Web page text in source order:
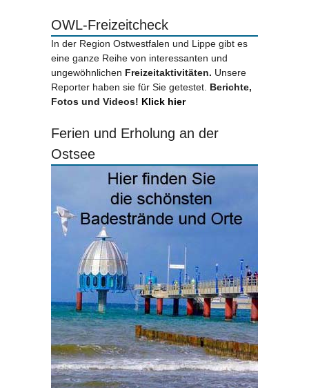
OWL-Freizeitcheck
In der Region Ostwestfalen und Lippe gibt es
eine ganze Reihe von interessanten und
ungewöhnlichen Freizeitaktivitäten. Unsere
Reporter haben sie für Sie getestet. Berichte,
Fotos und Videos! Klick hier
Ferien und Erholung an der
Ostsee